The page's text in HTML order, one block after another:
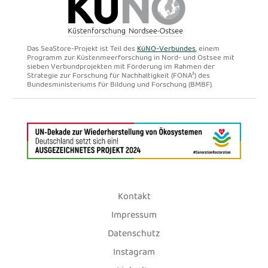
Das SeaStore-Projekt ist Teil desKüNO-Verbundes, einem
Programm zur Küstenmeerforschung in Nord- und Ostsee mit
sieben Verbundprojekten mit Förderung im Rahmen der
Strategie zur Forschung für Nachhaltigkeit (FONA³) des
Bundesministeriums für Bildung und Forschung (BMBF).
Kontakt
Impressum
Datenschutz
Instagram